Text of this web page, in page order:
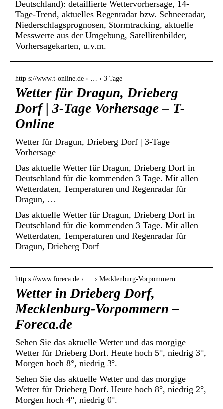
Deutschland): detaillierte Wettervorhersage, 14-
Tage-Trend, aktuelles Regenradar bzw. Schneeradar,
Niederschlagsprognosen, Stormtracking, aktuelle
Messwerte aus der Umgebung, Satellitenbilder,
Vorhersagekarten, u.v.m.
http s://www.t-online.de › … › 3 Tage
Wetter für Dragun, Drieberg
Dorf | 3-Tage Vorhersage – T-
Online
Wetter für Dragun, Drieberg Dorf | 3-Tage
Vorhersage
Das aktuelle Wetter für Dragun, Drieberg Dorf in
Deutschland für die kommenden 3 Tage. Mit allen
Wetterdaten, Temperaturen und Regenradar für
Dragun, …
Das aktuelle Wetter für Dragun, Drieberg Dorf in
Deutschland für die kommenden 3 Tage. Mit allen
Wetterdaten, Temperaturen und Regenradar für
Dragun, Drieberg Dorf
http s://www.foreca.de › … › Mecklenburg-Vorpommern
Wetter in Drieberg Dorf,
Mecklenburg-Vorpommern –
Foreca.de
Sehen Sie das aktuelle Wetter und das morgige
Wetter für Drieberg Dorf. Heute hoch 5°, niedrig 3°,
Morgen hoch 8°, niedrig 3°.
Sehen Sie das aktuelle Wetter und das morgige
Wetter für Drieberg Dorf. Heute hoch 8°, niedrig 2°,
Morgen hoch 4°, niedrig 0°.